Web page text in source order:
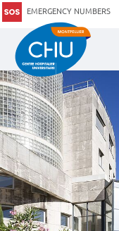
EMERGENCY NUMBERS